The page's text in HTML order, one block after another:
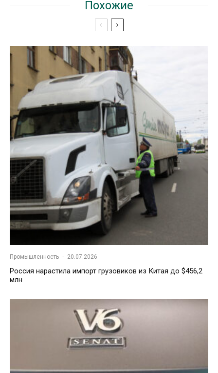
Похожие
Промышленность · 20.07.2026
Россия нарастила импорт грузовиков из Китая до $456,2
млн